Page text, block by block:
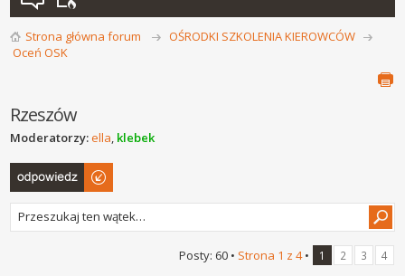
Strona główna forum
OŚRODKI SZKOLENIA KIEROWCÓW
Oceń OSK
Rzeszów
Moderatorzy:ella, klebek
Odpowiedz
Posty: 60 • Strona 1 z 4• 1 2 3 4